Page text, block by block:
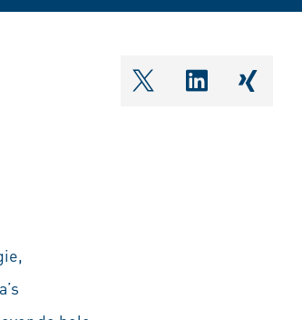
shareOntwitter